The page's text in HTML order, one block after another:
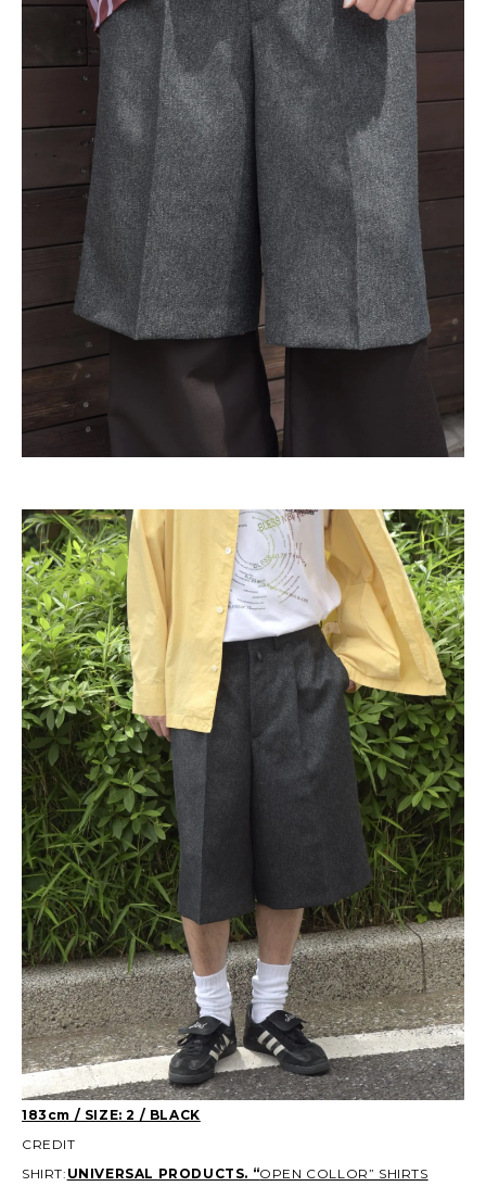
183cm / SIZE: 2 / BLACK
CREDIT
SHIRT: UNIVERSAL PRODUCTS. “OPEN COLLOR” SHIRTS